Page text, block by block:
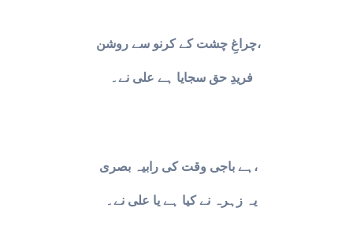
چراغِ چشت کے کرنو سے روشن،
فریدِ حق سجایا ہے علی نے۔
ہے باجی وقت کی رابیہ بصری،
یہ زہرہ نے کیا ہے یا علی نے۔